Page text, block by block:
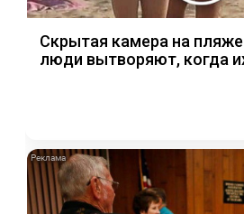
Скрытая камера на
люди вытворяют, когда